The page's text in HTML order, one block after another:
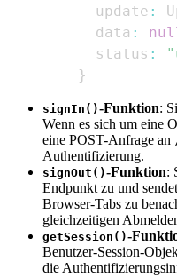
          update
:
          data
:
          status
:
}
signIn()-Funktion:
Wenn es sich um eine
eine POST-Anfrage an
Authentifizierung.
signOut()-Funktion:
Endpunkt zu und
Browser-Tabs zu
gleichzeitigen
getSession()-
Benutzer-Session-
die